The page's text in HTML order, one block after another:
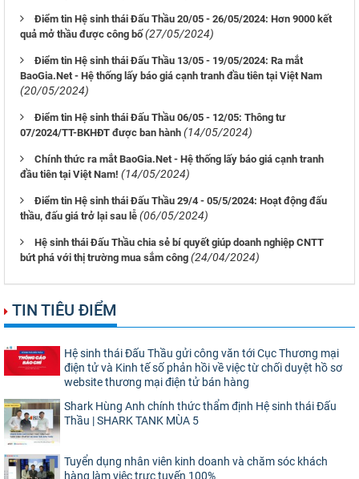
Điểm tin Hệ sinh thái Đấu Thầu 20/05 - 26/05/2024: Hơn 9000 kết
quả mở thầu được công bố (27/05/2024)
Điểm tin Hệ sinh thái Đấu Thầu 13/05 - 19/05/2024: Ra mắt
BaoGia.Net - Hệ thống lấy báo giá cạnh tranh đầu tiên tại Việt Nam
(20/05/2024)
Điểm tin Hệ sinh thái Đấu Thầu 06/05 - 12/05: Thông tư
07/2024/TT-BKHĐT được ban hành (14/05/2024)
Chính thức ra mắt BaoGia.Net - Hệ thống lấy báo giá cạnh tranh
đầu tiên tại Việt Nam! (14/05/2024)
Điểm tin Hệ sinh thái Đấu Thầu 29/4 - 05/5/2024: Hoạt động đấu
thầu, đấu giá trở lại sau lễ (06/05/2024)
Hệ sinh thái Đấu Thầu chia sẻ bí quyết giúp doanh nghiệp CNTT
bứt phá với thị trường mua sắm công (24/04/2024)
TIN TIÊU ĐIỂM
Hệ sinh thái Đấu Thầu gửi công văn tới Cục Thương mại
điện tử và Kinh tế số phản hồi về việc từ chối duyệt hồ sơ
website thương mại điện tử bán hàng
Shark Hùng Anh chính thức thẩm định Hệ sinh thái Đấu
Thầu | SHARK TANK MÙA 5
Tuyển dụng nhân viên kinh doanh và chăm sóc khách
hàng làm việc trực tuyến 100%